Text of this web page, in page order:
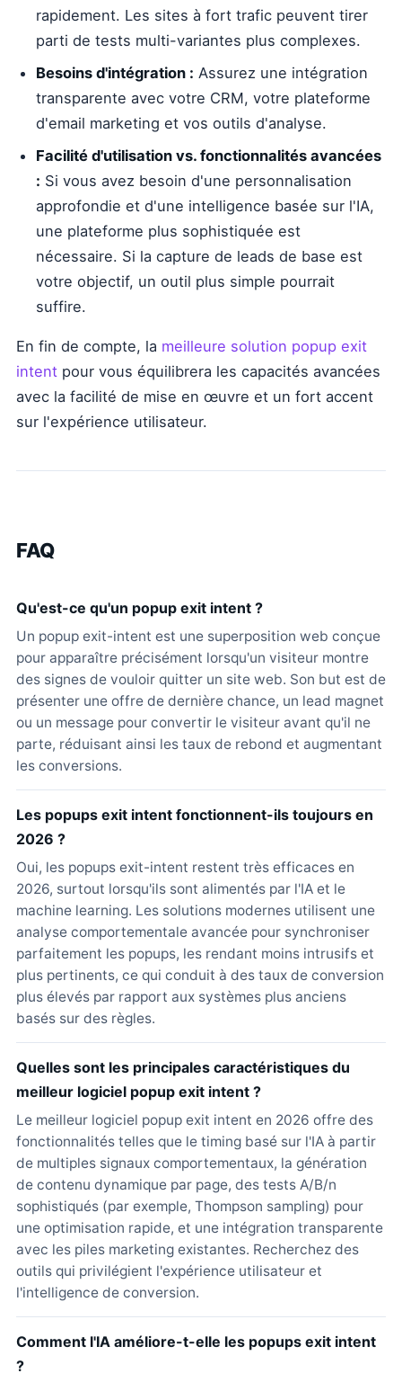
rapidement. Les sites à fort trafic peuvent tirer
parti de tests multi-variantes plus complexes.
Besoins d'intégration : Assurez une intégration
transparente avec votre CRM, votre plateforme
d'email marketing et vos outils d'analyse.
Facilité d'utilisation vs. fonctionnalités avancées
: Si vous avez besoin d'une personnalisation
approfondie et d'une intelligence basée sur l'IA,
une plateforme plus sophistiquée est
nécessaire. Si la capture de leads de base est
votre objectif, un outil plus simple pourrait
suffire.
En fin de compte, la meilleure solution popup exit
intent pour vous équilibrera les capacités avancées
avec la facilité de mise en œuvre et un fort accent
sur l'expérience utilisateur.
FAQ
Qu'est-ce qu'un popup exit intent ?
Un popup exit-intent est une superposition web conçue
pour apparaître précisément lorsqu'un visiteur montre
des signes de vouloir quitter un site web. Son but est de
présenter une offre de dernière chance, un lead magnet
ou un message pour convertir le visiteur avant qu'il ne
parte, réduisant ainsi les taux de rebond et augmentant
les conversions.
Les popups exit intent fonctionnent-ils toujours en
2026 ?
Oui, les popups exit-intent restent très efficaces en
2026, surtout lorsqu'ils sont alimentés par l'IA et le
machine learning. Les solutions modernes utilisent une
analyse comportementale avancée pour synchroniser
parfaitement les popups, les rendant moins intrusifs et
plus pertinents, ce qui conduit à des taux de conversion
plus élevés par rapport aux systèmes plus anciens
basés sur des règles.
Quelles sont les principales caractéristiques du
meilleur logiciel popup exit intent ?
Le meilleur logiciel popup exit intent en 2026 offre des
fonctionnalités telles que le timing basé sur l'IA à partir
de multiples signaux comportementaux, la génération
de contenu dynamique par page, des tests A/B/n
sophistiqués (par exemple, Thompson sampling) pour
une optimisation rapide, et une intégration transparente
avec les piles marketing existantes. Recherchez des
outils qui privilégient l'expérience utilisateur et
l'intelligence de conversion.
Comment l'IA améliore-t-elle les popups exit intent
?